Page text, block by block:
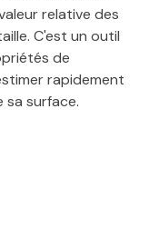
relative des
C'est un outil
de
rapidement
sa surface.